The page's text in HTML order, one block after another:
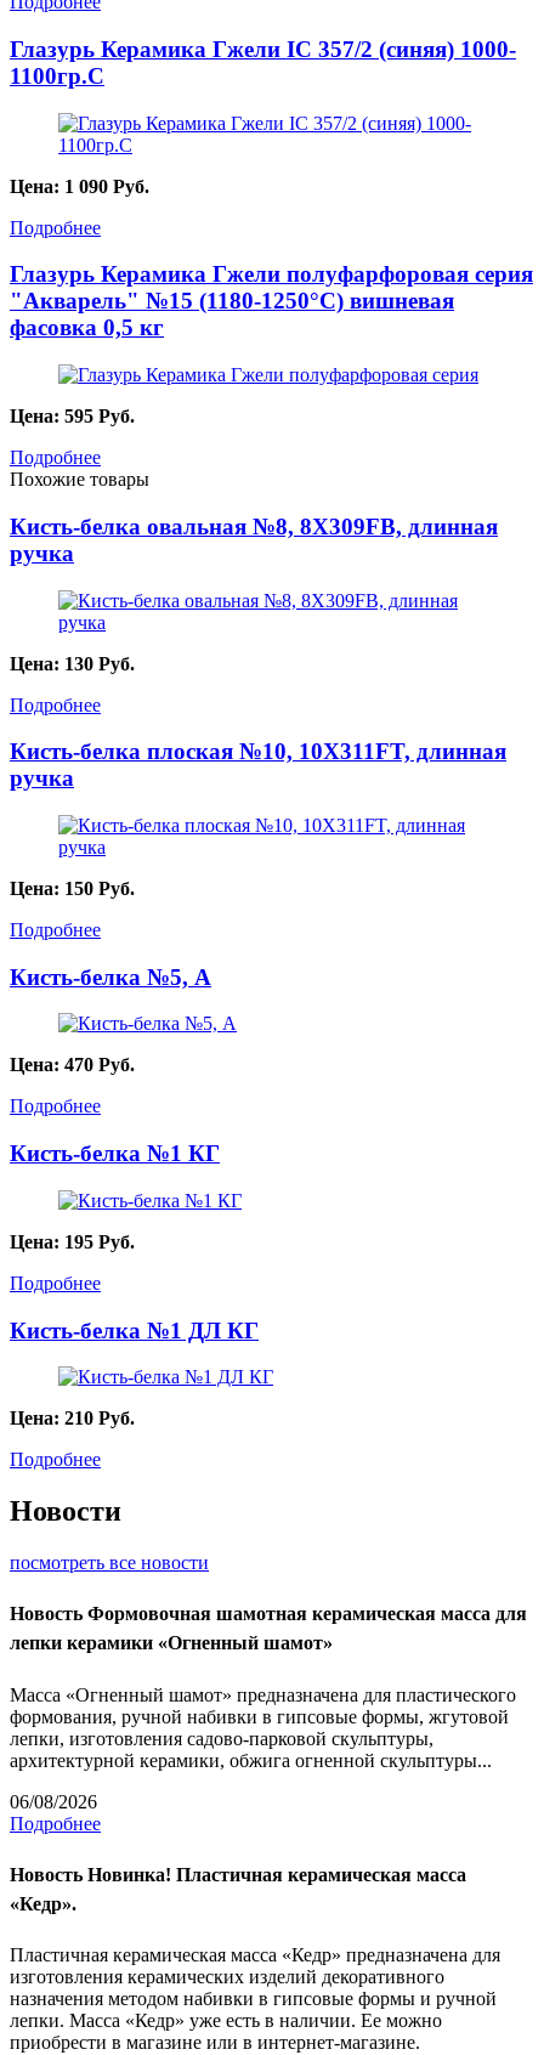
Глазурь Керамика Гжели IC 357/2 (синяя) 1000-
1100гр.С
Цена: 1 090 Руб.
Подробнее
Глазурь Керамика Гжели полуфарфоровая серия
"Акварель" №15 (1180-1250°С) вишневая
фасовка 0,5 кг
Цена: 595 Руб.
Подробнее
Похожие товары
Кисть-белка овальная №8, 8X309FB, длинная
ручка
Цена: 130 Руб.
Подробнее
Кисть-белка плоская №10, 10X311FT, длинная
ручка
Цена: 150 Руб.
Подробнее
Кисть-белка №5, А
Цена: 470 Руб.
Подробнее
Кисть-белка №1 КГ
Цена: 195 Руб.
Подробнее
Кисть-белка №1 ДЛ КГ
Цена: 210 Руб.
Подробнее
Новости
посмотреть все новости
Новость Формовочная шамотная керамическая масса для
лепки керамики «Огненный шамот»
Масса «Огненный шамот» предназначена для пластического
формования, ручной набивки в гипсовые формы, жгутовой
лепки, изготовления садово-парковой скульптуры,
архитектурной керамики, обжига огненной скульптуры...
06/08/2026
Подробнее
Новость Новинка! Пластичная керамическая масса
«Кедр».
Пластичная керамическая масса «Кедр» предназначена для
изготовления керамических изделий декоративного
назначения методом набивки в гипсовые формы и ручной
лепки. Масса «Кедр» уже есть в наличии. Ее можно
приобрести в магазине или в интернет-магазине.